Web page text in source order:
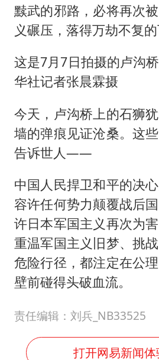
黩武的邪路，必将再次
义碾压，落得万劫不复的
这是7月7日拍摄的卢沟
华社记者张晨霖摄
今天，卢沟桥上的石狮
墙的弹痕见证沧桑。这
告诉世人——
中国人民捍卫和平的决
容许任何势力颠覆战后
许日本军国主义再次为
重温军国主义旧梦、挑
危险行径，都注定在公
壁前碰得头破血流。
责任编辑：刘兵_NB33525
打开网易新闻